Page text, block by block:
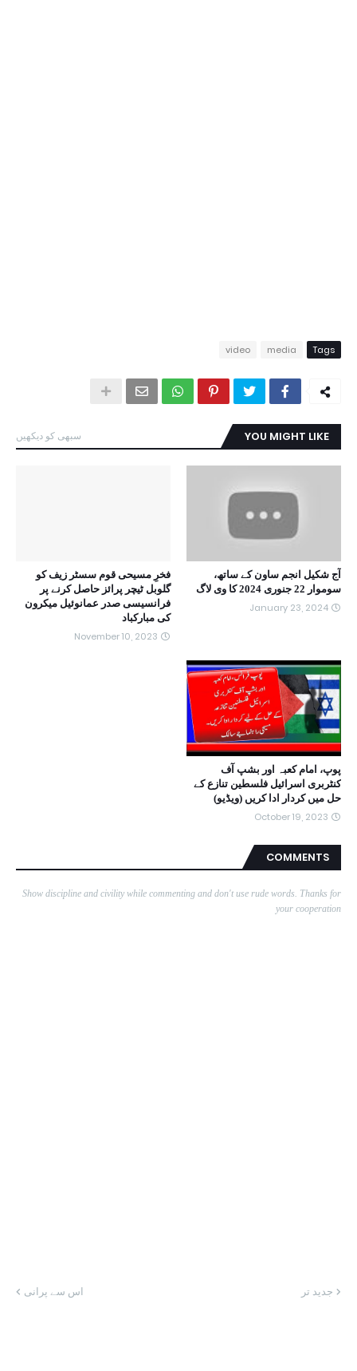
Tags
media
video
YOU MIGHT LIKE سبھی کو دیکھیں
آج شکیل انجم ساون کے ساتھ،
سوموار 22 جنوری 2024 کا وی لاگ
January 23, 2024
فخرِ مسیحی قوم سسٹر زیف کو
گلوبل ٹیچر پرائز حاصل کرنے پر
فرانسیسی صدر عمانوئیل میکرون
کی مبارکباد
November 10, 2023
پوپ، امام کعبہ اور بشپ آف
کنٹربری اسرائیل فلسطین تنازع کے
حل میں کردار ادا کریں (ویڈیو)
October 19, 2023
COMMENTS
Show discipline and civility while commenting and don't use rude words. Thanks for
your cooperation
جدید تر اس سے پرانی